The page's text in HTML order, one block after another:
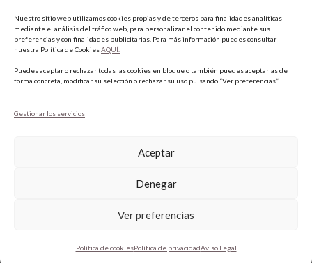
Nuestro sitio web utilizamos cookies propias y de terceros para finalidades analíticas
mediante el análisis del tráfico web, para personalizar el contenido mediante sus
preferencias y con finalidades publicitarias. Para más información puedes consultar
nuestra Política de CookiesAQUÍ.
Puedes aceptar o rechazar todas las cookies en bloque o también puedes aceptarlas de
forma concreta, modificar su selección o rechazar su uso pulsando “Ver preferencias”.
Gestionar los servicios
Aceptar
Denegar
Ver preferencias
Política de cookiesPolítica de privacidadAviso Legal
FACEBOOK
PINTEREST